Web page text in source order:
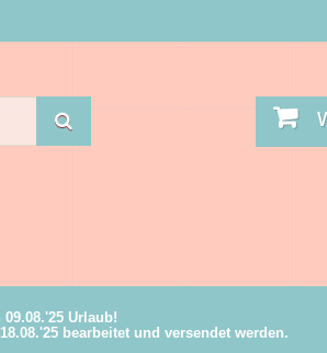
Urlaub!
bearbeitet und versendet werden.